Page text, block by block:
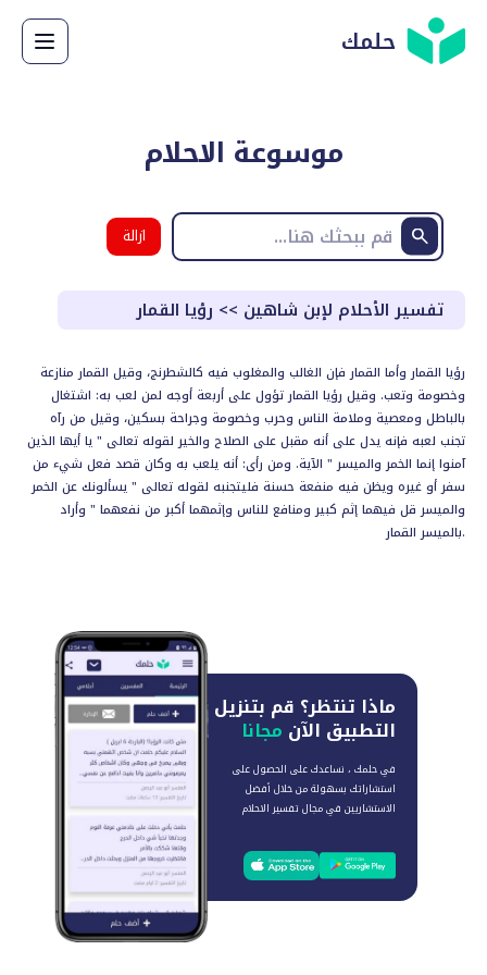
حلمك
موسوعة الاحلام
ازالة
البحث
تفسير الأحلام لإبن شاهين >> رؤيا القمار
رؤيا القمار وأما القمار فإن الغالب والمغلوب فيه كالشطرنج، وقيل القمار منازعة
وخصومة وتعب. وقيل رؤيا القمار تؤول على أربعة أوجه لمن لعب به: اشتغال
بالباطل ومعصية وملامة الناس وحرب وخصومة وجراحة بسكين، وقيل من رآه
تجنب لعبه فإنه يدل على أنه مقبل على الصلاح والخير لقوله تعالى " يا أيها الذين
آمنوا إنما الخمر والميسر " الآية. ومن رأى: أنه يلعب به وكان قصد فعل شيء من
سفر أو غيره ويظن فيه منفعة حسنة فليتجنبه لقوله تعالى " يسألونك عن الخمر
والميسر قل فيهما إثم كبير ومنافع للناس وإثمهما أكبر من نفعهما " وأراد
بالميسر القمار.
ماذا تنتظر؟ قم بتنزيل
التطبيق الآن مجانا
في حلمك ، نساعدك على الحصول على
استشاراتك بسهولة من خلال أفضل
الاستشاريين في مجال تفسير الاحلام